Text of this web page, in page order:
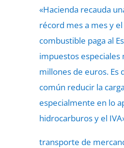
«Hacienda recauda
récord mes a mes y
combustible paga al
impuestos especiales
millones de euros. Es
común reducir la
especialmente en lo
hidrocarburos y el
transporte de